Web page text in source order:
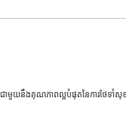
សជាមួយនឹងគុណភាពល្អបំផុតនៃការថែទាំ